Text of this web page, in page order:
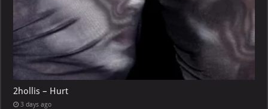
2hollis – Hurt
3 days ago